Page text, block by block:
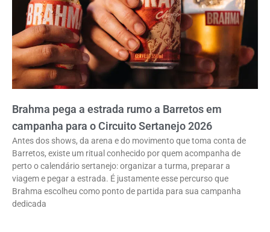
Brahma pega a estrada rumo a Barretos em
campanha para o Circuito Sertanejo 2026
Antes dos shows, da arena e do movimento que toma conta de
Barretos, existe um ritual conhecido por quem acompanha de
perto o calendário sertanejo: organizar a turma, preparar a
viagem e pegar a estrada. É justamente esse percurso que
Brahma escolheu como ponto de partida para sua campanha
dedicada